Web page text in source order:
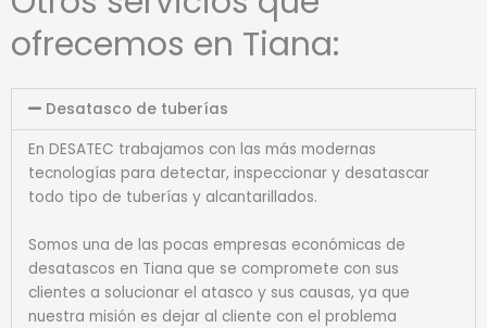
ofrecemos en Tiana:
Desatasco de tuberías
En DESATEC trabajamos con las más modernas
tecnologías para detectar, inspeccionar y desatascar
todo tipo de tuberías y alcantarillados.
Somos una de las pocas empresas económicas de
desatascos en Tiana que se compromete con sus
clientes a solucionar el atasco y sus causas, ya que
nuestra misión es dejar al cliente con el problema